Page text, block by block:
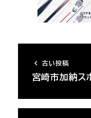
古い投稿
宮崎市加納ス